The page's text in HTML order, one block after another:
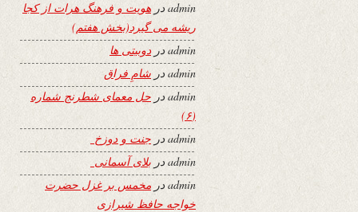
adminدر هویت و فرهنگ هرات از کجا
ریشه می گیرد(بخش هفتم)
admin دردوبیتی ها
adminدر شامِ فراق
adminدر حل معمای شطرنج شماره
(۶)
adminدر جنت و دوزخ
adminدر بلای آسمانی
adminدر مخمس بر غزل حضرت
خواجه حافظ شیرازی